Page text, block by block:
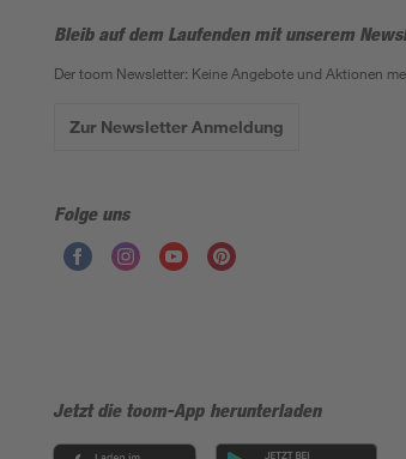
Bleib auf dem Laufenden mit unserem
Der toom Newsletter: Keine Angebote und Aktionen
Zur Newsletter Anmeldung
Folge uns
Jetzt die toom-App herunterladen